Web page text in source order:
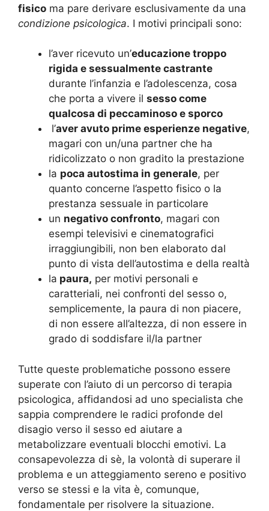
fisico ma pare derivare esclusivamente da una
condizione psicologica. I motivi principali sono:
l’aver ricevuto un’educazione troppo
rigida e sessualmente castrante
durante l’infanzia e l’adolescenza, cosa
che porta a vivere il sesso come
qualcosa di peccaminoso e sporco
l’aver avuto prime esperienze negative,
magari con un/una partner che ha
ridicolizzato o non gradito la prestazione
la poca autostima in generale, per
quanto concerne l’aspetto fisico o la
prestanza sessuale in particolare
un negativo confronto, magari con
esempi televisivi e cinematografici
irraggiungibili, non ben elaborato dal
punto di vista dell’autostima e della realtà
la paura, per motivi personali e
caratteriali, nei confronti del sesso o,
semplicemente, la paura di non piacere,
di non essere all’altezza, di non essere in
grado di soddisfare il/la partner
Tutte queste problematiche possono essere
superate con l’aiuto di un percorso di terapia
psicologica, affidandosi ad uno specialista che
sappia comprendere le radici profonde del
disagio verso il sesso ed aiutare a
metabolizzare eventuali blocchi emotivi. La
consapevolezza di sè, la volontà di superare il
problema e un atteggiamento sereno e positivo
verso se stessi e la vita è, comunque,
fondamentale per risolvere la situazione.